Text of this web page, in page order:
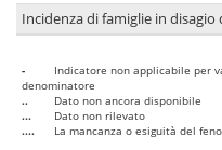
Incidenza di famiglie in disagio
-
Indicatore non applicabile per
denominatore
..
Dato non ancora disponibile
...
Dato non rilevato
....
La mancanza o esiguità del